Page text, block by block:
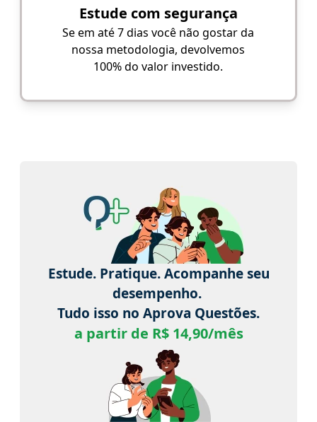
Estude com segurança
Se em até 7 dias você não gostar da
nossa metodologia, devolvemos
100% do valor investido.
Estude. Pratique. Acompanhe seu
desempenho.
Tudo isso no Aprova Questões.
a partir de R$ 14,90/mês